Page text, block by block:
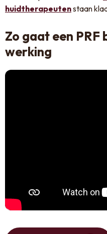
huidtherapeutenstaan
Zo gaat een PRF
werking